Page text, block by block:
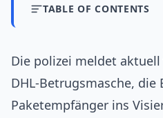
TABLE OF CONTENTS
Die polizei meldet
DHL-Betrugsmasche, die
Paketempfänger ins